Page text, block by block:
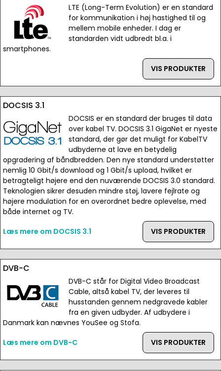
LTE (Long-Term Evolution) er en standard
for kommunikation i høj hastighed til og
mellem mobile enheder. I dag er
standarden vidt udbredt bl.a. i
smartphones.
VIS PRODUKTER
DOCSIS 3.1
DOCSIS er en standard der bruges til data
over kabel TV. DOCSIS 3.1 GigaNet er nyeste
standard, der gør det muligt for KabelTV
udbyderne at lave en betydelig
opgradering af båndbredden. Den nye standard understøtter
nemlig 10 Gbit/s download og 1 Gbit/s upload, hvilket er
betragteligt højere end den nuværende DOCSIS 3.0 standard.
Teknologien sikrer desuden mindre støj, lavere fejlrate og
højere modulation for en overordnet bedre oplevelse, med
både internet og TV.
Læs mere om DOCSIS 3.1
VIS PRODUKTER
DVB-C
DVB-C står for Digital Video Broadcast
Cable, altså kabel TV, der leveres til
husstanden gennem nedgravede kabler
fra en given udbyder. Af udbydere i
Danmark kan nævnes YouSee og Stofa.
Læs mere om DVB-C
VIS PRODUKTER